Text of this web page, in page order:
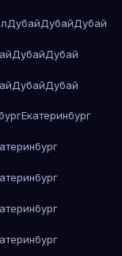
ДубайДубайДубай
ДубайДубай
ДубайДубай
Екатеринбург